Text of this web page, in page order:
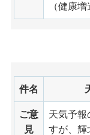
（健康増
件名
ご意
見
天気予報
すが、輝